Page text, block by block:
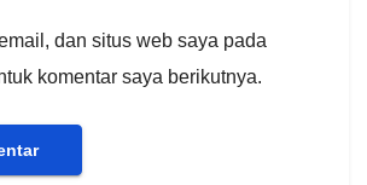
dan situs web saya pada
komentar saya berikutnya.